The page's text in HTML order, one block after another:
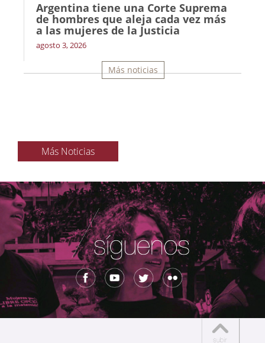
Argentina tiene una Corte Suprema
de hombres que aleja cada vez más
a las mujeres de la Justicia
agosto 3, 2026
Más noticias
Más Noticias